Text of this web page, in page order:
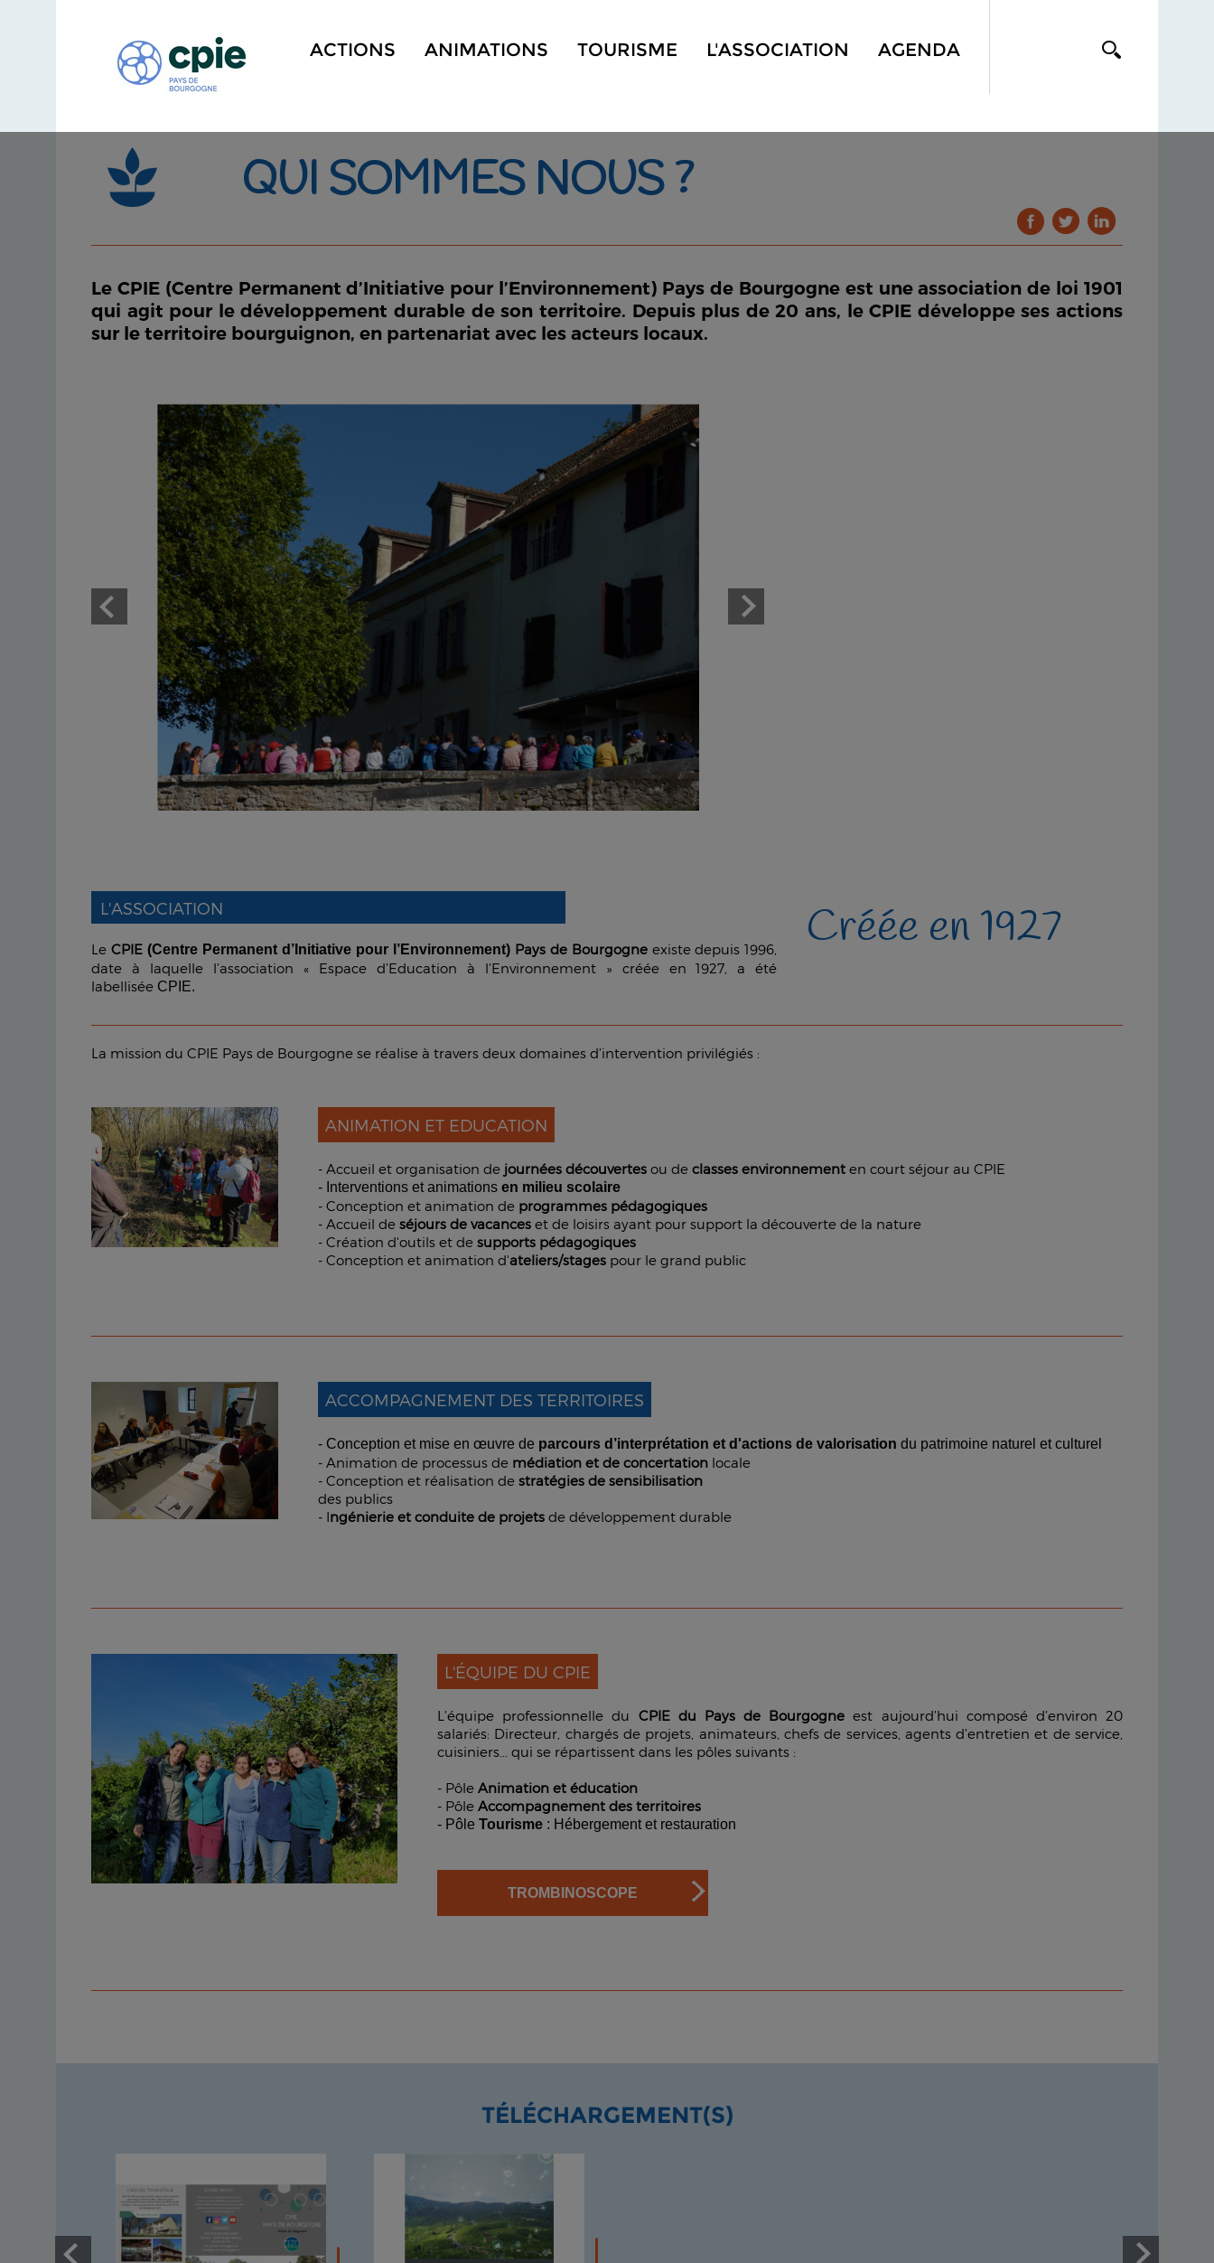
ACTIONS ANIMATIONS TOURISME L'ASSOCIATION AGENDA
QUI SOMMES NOUS ?
Le CPIE (Centre Permanent d’Initiative pour l’Environnement) Pays de Bourgogne est une association de loi 1901
qui agit pour le développement durable de son territoire. Depuis plus de 20 ans, le CPIE développe ses actions
sur le territoire bourguignon, en partenariat avec les acteurs locaux.
L'ASSOCIATION
Le CPIE (Centre Permanent d’Initiative pour l’Environnement) Pays de Bourgogneexiste depuis 1996,
date à laquelle l’association « Espace d’Education à l’Environnement » créée en 1927, a été
labellisée CPIE.
Créée en 1927
La mission du CPIE Pays de Bourgogne se réalise à travers deux domaines d’intervention privilégiés :
ANIMATION ET EDUCATION
- Accueil et organisation de journées découvertesou de classes environnement en court séjour au CPIE
- Interventions et animations en milieu scolaire
- Conception et animation de programmes pédagogiques
- Accueil de séjours de vacanceset de loisirs ayant pour support la découverte de la nature
- Création d'outils et de supports pédagogiques
- Conception et animation d'ateliers/stagespour le grand public
ACCOMPAGNEMENT DES TERRITOIRES
- Conception et mise en œuvre de parcours d’interprétation et d'actions de valorisation du patrimoine naturel et culturel
- Animation de processus de médiation et de concertationlocale
- Conception et réalisation de stratégies de sensibilisation
des publics
- Ingénierie et conduite de projetsde développement durable
L'ÉQUIPE DU CPIE
L’équipe professionnelle du CPIE du Pays de Bourgogne est aujourd’hui composé d’environ 20
salariés: Directeur, chargés de projets, animateurs, chefs de services, agents d’entretien et de service,
cuisiniers... qui se répartissent dans les pôles suivants :
- PôleAnimation et éducation
- PôleAccompagnement des territoires
- PôleTourisme : Hébergement et restauration
TROMBINOSCOPE
TÉLÉCHARGEMENT(S)